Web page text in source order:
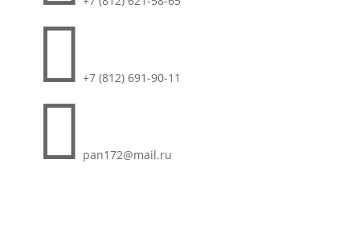
 +7 (812) 691-90-11
 pan172@mail.ru